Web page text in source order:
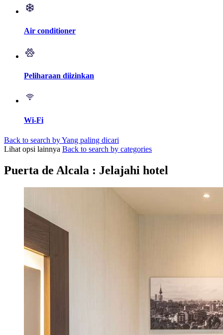
Air conditioner
Peliharaan diizinkan
Wi-Fi
Back to search by Yang paling dicari
Lihat opsi lainnya Back to search by categories
Puerta de Alcala : Jelajahi hotel